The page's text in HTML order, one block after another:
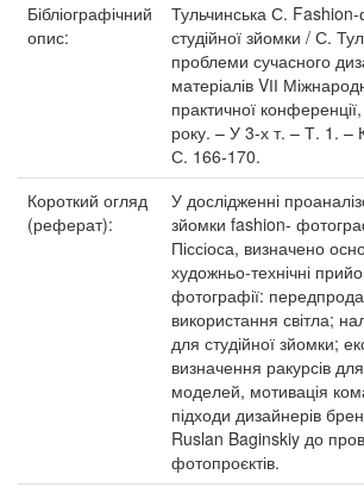
Бібліографічний
опис:
Тульчинська С.
студійної зйомки / С.
проблеми сучасного
матеріалів VІІ
практичної
року. – У 3-х т. – Т. 1. –
С. 166-170.
Короткий огляд
(реферат):
У дослідженні
зйомки fashion-
Піссіоса, визначено
художньо-технічні
фотографії:
використання світла;
для студійної зйомки;
визначення ракурсів
моделей, мотивація
підходи дизайнерів
Ruslan Baginskiy до
фотопроєктів.